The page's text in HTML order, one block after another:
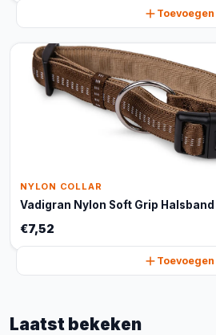
Toevoegen
NYLON COLLAR
Vadigran Nylon Soft Grip
€7,52
Toevoegen
Laatst bekeken